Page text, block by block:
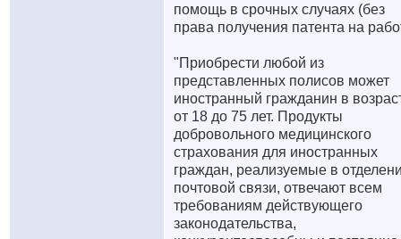
помощь в срочных случаях (без
права получения патента на
"Приобрести любой из
представленных полисов может
иностранный гражданин в
от 18 до 75 лет. Продукты
добровольного медицинского
страхования для иностранных
граждан, реализуемые в
почтовой связи, отвечают всем
требованиям действующего
законодательства,